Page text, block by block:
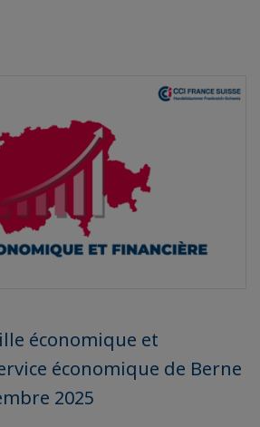
économique et
économique de Berne
2025